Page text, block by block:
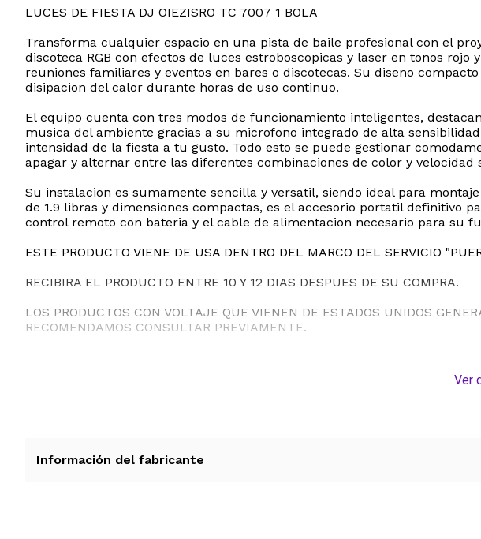
LUCES DE FIESTA DJ OIEZISRO TC 7007 1 BOLA
Transforma cualquier espacio en una pista de baile profesional con el
discoteca RGB con efectos de luces estroboscopicas y laser en tonos
reuniones familiares y eventos en bares o discotecas. Su diseno
disipacion del calor durante horas de uso continuo.
El equipo cuenta con tres modos de funcionamiento inteligentes,
musica del ambiente gracias a su microfono integrado de alta
intensidad de la fiesta a tu gusto. Todo esto se puede gestionar
apagar y alternar entre las diferentes combinaciones de color y velocidad
Su instalacion es sumamente sencilla y versatil, siendo ideal para
de 1.9 libras y dimensiones compactas, es el accesorio portatil definitivo
control remoto con bateria y el cable de alimentacion necesario para su
ESTE PRODUCTO VIENE DE USA DENTRO DEL MARCO DEL SERVICIO
RECIBIRA EL PRODUCTO ENTRE 10 Y 12 DIAS DESPUES DE SU COMPRA.
LOS PRODUCTOS CON VOLTAJE QUE VIENEN DE ESTADOS UNIDOS
RECOMENDAMOS CONSULTAR PREVIAMENTE.
Ver
Información del fabricante